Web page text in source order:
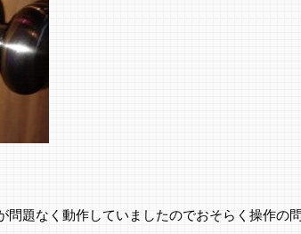
問題なく動作していましたのでおそらく操作の